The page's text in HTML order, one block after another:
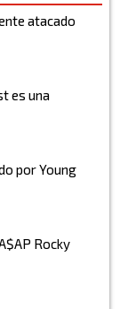
atacado
es una
por Young
Rocky